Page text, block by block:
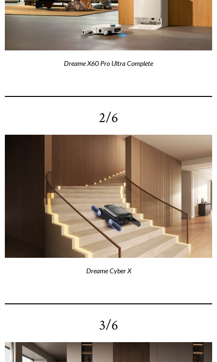
Dreame X60 Pro Ultra Complete
2/6
Dreame Cyber X
3/6